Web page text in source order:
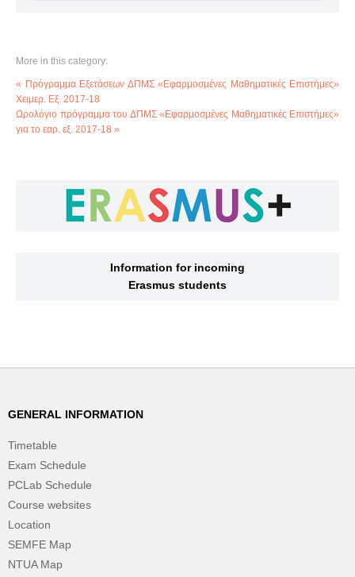
More in this category:
« Πρόγραμμα Εξετάσεων ΔΠΜΣ «Εφαρμοσμένες Μαθηματικές Επιστήμες»
Χειμερ. Εξ. 2017-18
Ωρολόγιο πρόγραμμα του ΔΠΜΣ «Εφαρμοσμένες Μαθηματικές Επιστήμες»
για το εαρ. εξ. 2017-18 »
Information for incoming
Erasmus students
GENERAL INFORMATION
Timetable
Exam Schedule
PCLab Schedule
Course websites
Location
SEMFE Map
NTUA Map